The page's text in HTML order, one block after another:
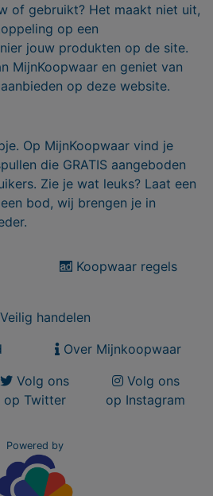
of gebruikt? Het maakt niet uit,
op een
jouw produkten op de site.
MijnKoopwaar en geniet van
op deze website.
Op MijnKoopwaar vind je
die GRATIS aangeboden
Zie je wat leuks? Laat een
bod, wij brengen je in
Koopwaar regels
handelen
Over Mijnkoopwaar
Volg ons
op Twitter
Volg ons
op Instagram
Powered by